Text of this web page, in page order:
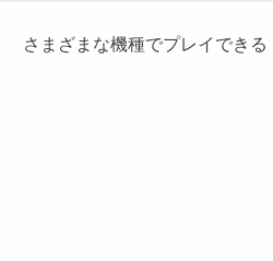
さまざまな機種でプレイできる